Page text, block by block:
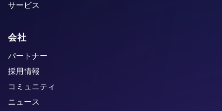
サービス
会社
パートナー
採用情報
コミュニティ
ニュース